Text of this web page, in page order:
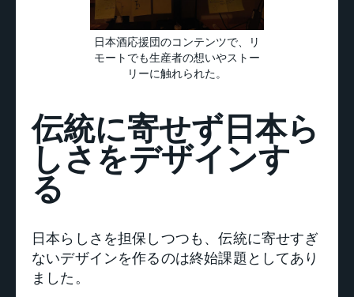
日本酒応援団のコンテンツで、リ
モートでも生産者の想いやストー
リーに触れられた。
伝統に寄せず日本ら
しさをデザインす
る
日本らしさを担保しつつも、伝統に寄せすぎ
ないデザインを作るのは終始課題としてあり
ました。